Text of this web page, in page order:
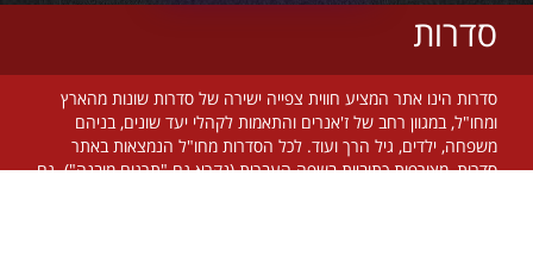
סדרות
סדרות הינו אתר המציע חווית צפייה ישירה של סדרות שונות מהארץ
ומחו"ל, במגוון רחב של ז'אנרים והתאמות לקהלי יעד שונים, בניהם
משפחה, ילדים, גיל הרך ועוד. לכל הסדרות מחו"ל הנמצאות באתר
סדרות, מצורפות כתוביות בשפה העברית (נקרא גם "תרגום מובנה"). גם